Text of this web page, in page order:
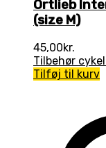
Ortlieb
(size M)
45,00kr.
Tilbehør
Tilføj til kurv